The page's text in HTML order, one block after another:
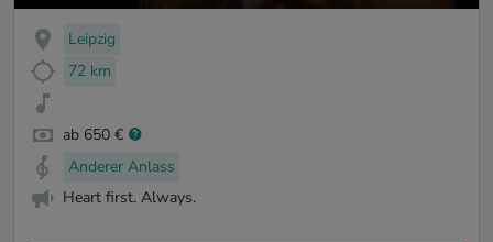
Leipzig
72 km
ab 650 €
Anderer Anlass
Heart first. Always.